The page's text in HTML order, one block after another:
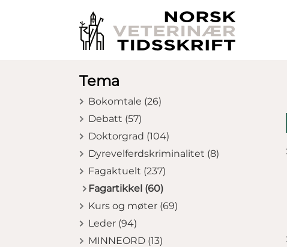
Tema
Bokomtale (26)
Debatt (57)
Doktorgrad (104)
Dyrevelferdskriminalitet (8)
Fagaktuelt (237)
Fagartikkel (60)
Kurs og møter (69)
Leder (94)
MINNEORD (13)